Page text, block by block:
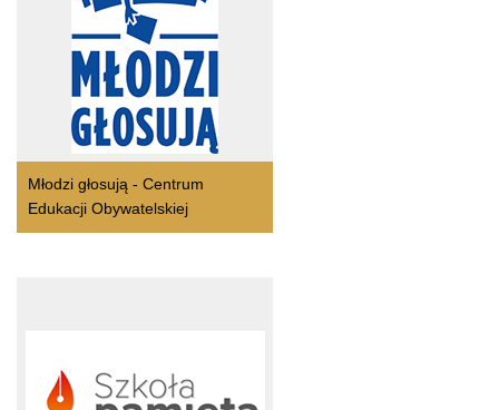
Młodzi głosują - Centrum
Edukacji Obywatelskiej